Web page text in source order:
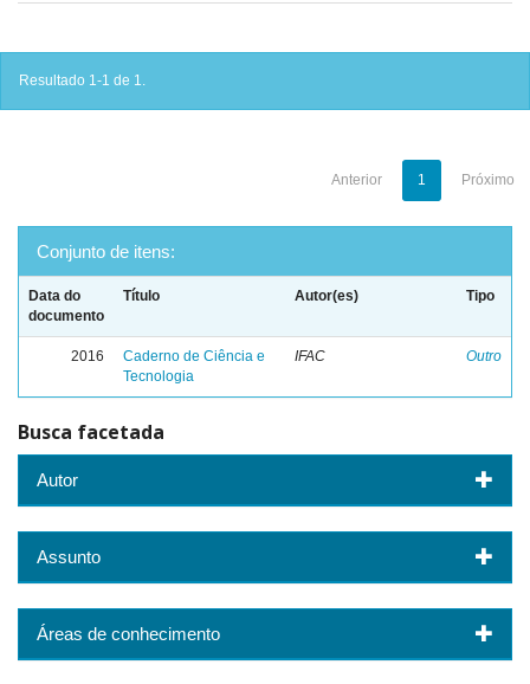
Resultado 1-1 de 1.
Anterior 1 Próximo
Conjunto de itens:
Data do
documento
Título Autor(es) Tipo
2016
Caderno de Ciência e
Tecnologia
IFAC Outro
Busca facetada
Autor
Assunto
Áreas de conhecimento